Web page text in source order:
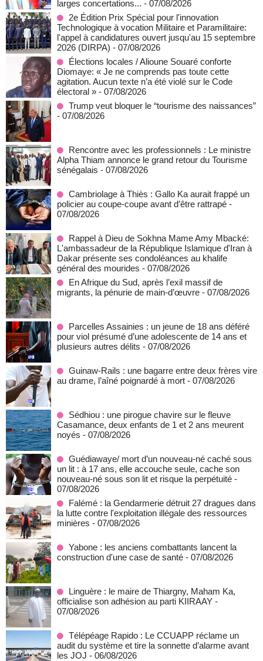
larges concertations... - 07/08/2026
2e Édition Prix Spécial pour l'innovation
Technologique à vocation Militaire et Paramilitaire:
l'appel à candidatures ouvert jusqu'au 15 septembre
2026 (DIRPA) - 07/08/2026
Élections locales / Alioune Souaré conforte
Diomaye: « Je ne comprends pas toute cette
agitation. Aucun texte n’a été violé sur le Code
électoral » - 07/08/2026
Trump veut bloquer le “tourisme des naissances”
- 07/08/2026
Rencontre avec les professionnels : Le ministre
Alpha Thiam annonce le grand retour du Tourisme
sénégalais - 07/08/2026
Cambriolage à Thiès : Gallo Ka aurait frappé un
policier au coupe-coupe avant d’être rattrapé -
07/08/2026
Rappel à Dieu de Sokhna Mame Amy Mbacké:
L'ambassadeur de la République Islamique d'Iran à
Dakar présente ses condoléances au khalife
général des mourides - 07/08/2026
En Afrique du Sud, après l’exil massif de
migrants, la pénurie de main-d’œuvre - 07/08/2026
Parcelles Assainies : un jeune de 18 ans déféré
pour viol présumé d’une adolescente de 14 ans et
plusieurs autres délits - 07/08/2026
Guinaw-Rails : une bagarre entre deux frères vire
au drame, l’aîné poignardé à mort - 07/08/2026
Sédhiou : une pirogue chavire sur le fleuve
Casamance, deux enfants de 1 et 2 ans meurent
noyés - 07/08/2026
Guédiawaye/ mort d’un nouveau-né caché sous
un lit : à 17 ans, elle accouche seule, cache son
nouveau-né sous son lit et risque la perpétuité -
07/08/2026
Falémé : la Gendarmerie détruit 27 dragues dans
la lutte contre l'exploitation illégale des ressources
minières - 07/08/2026
Yabone : les anciens combattants lancent la
construction d'une case de santé - 07/08/2026
Linguère : le maire de Thiargny, Maham Ka,
officialise son adhésion au parti KIIRAAY -
07/08/2026
Télépéage Rapido : Le CCUAPP réclame un
audit du système et tire la sonnette d’alarme avant
les JOJ - 06/08/2026